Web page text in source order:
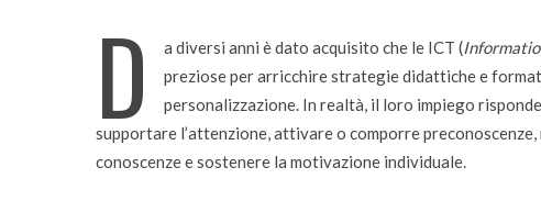
D a diversi anni è dato acquisito che le ICT (
preziose per arricchire strategie didattiche e
personalizzazione. In realtà, il loro impiego
supportare l’attenzione, attivare o comporre
conoscenze e sostenere la motivazione individuale.